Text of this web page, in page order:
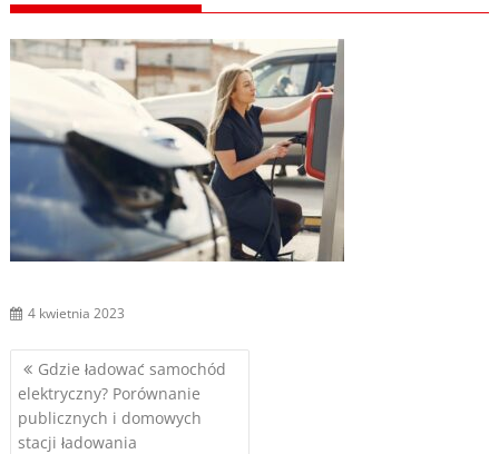
4 kwietnia 2023
Nawigacja
wpisu
Gdzie ładować samochód
elektryczny? Porównanie
publicznych i domowych
stacji ładowania